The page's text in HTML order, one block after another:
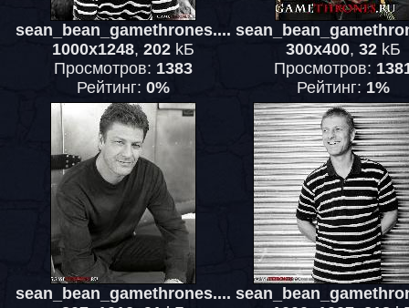
sean_bean_gamethrones....
1000x1248, 202 kБ
Просмотров: 1383
Рейтинг: 0%
300x400, 32 kБ
Просмотров:
Рейтинг: 1%
sean_bean_gamethrones....